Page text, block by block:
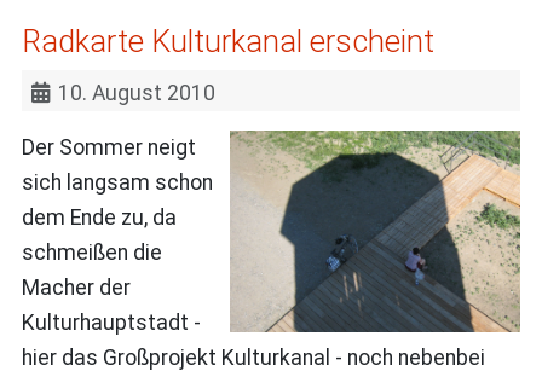
Radkarte Kulturkanal erscheint
10. August 2010
Der Sommer neigt
sich langsam schon
dem Ende zu, da
schmeißen die
Macher der
Kulturhauptstadt -
hier das Großprojekt Kulturkanal - noch nebenbei